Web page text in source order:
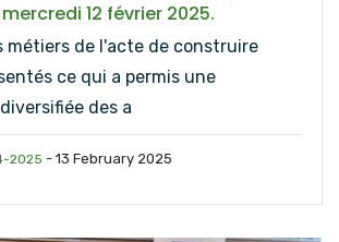
12 février 2025.
métiers de l'acte de construire
ce qui a permis une
des a
2025 - 13 February 2025